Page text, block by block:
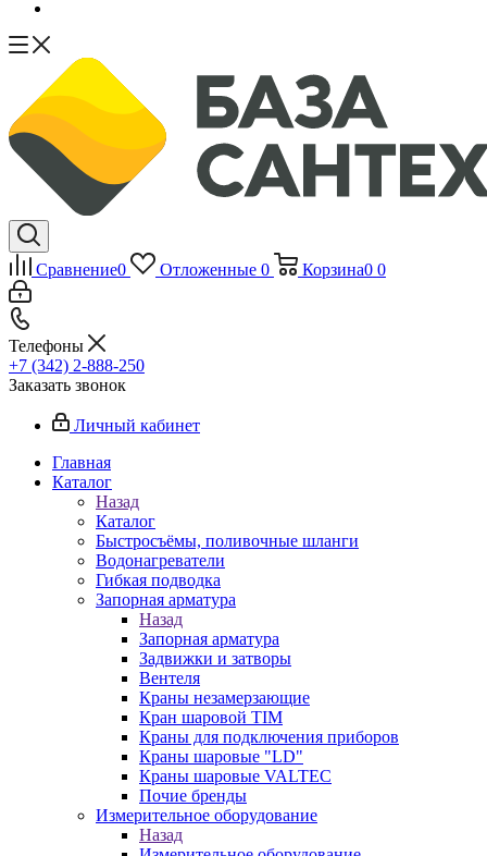
Сравнение0 Отложенные 0 Корзина0 0
Телефоны
+7 (342) 2-888-250
Заказать звонок
Личный кабинет
Главная
Каталог
Назад
Каталог
Быстросъёмы, поливочные шланги
Водонагреватели
Гибкая подводка
Запорная арматура
Назад
Запорная арматура
Задвижки и затворы
Вентеля
Краны незамерзающие
Кран шаровой TIM
Краны для подключения приборов
Краны шаровые "LD"
Краны шаровые VALTEC
Почие бренды
Измерительное оборудование
Назад